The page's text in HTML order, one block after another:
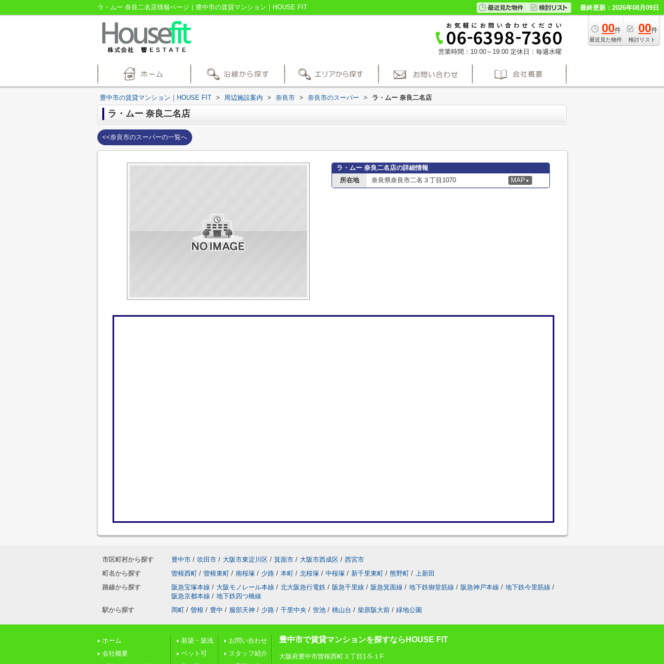
ラ・ムー 奈良二名店情報ページ｜豊中市の賃貸マンション｜HOUSE FIT 最終更新：2026年08月09日
00件
最近見た物件
00件
検討リスト
営業時間：10:00～19:00 定休日：毎週水曜
豊中市の賃貸マンション｜HOUSE FIT > 周辺施設案内 > 奈良市 > 奈良市のスーパー > ラ・ムー 奈良二名店
ラ・ムー 奈良二名店
<<奈良市のスーパーの一覧へ
ラ・ムー 奈良二名店の詳細情報
所在地
奈良県奈良市二名３丁目1070 MAP ▼
市区町村から探す 豊中市 / 吹田市 / 大阪市東淀川区 / 箕面市 / 大阪市西成区 / 西宮市
町名から探す
曽根西町 / 曽根東町 / 南桜塚 / 少路 / 本町 / 北桜塚 / 中桜塚 / 新千里東町 / 熊野町 / 上新田
路線から探す
阪急宝塚本線 / 大阪モノレール本線 / 北大阪急行電鉄 / 阪急千里線 / 阪急箕面線 / 地下鉄御堂筋線 / 阪急神戸本線 / 地下鉄今里筋線 /
阪急京都本線 / 地下鉄四つ橋線
駅から探す
岡町 / 曽根 / 豊中 / 服部天神 / 少路 / 千里中央 / 蛍池 / 桃山台 / 柴原阪大前 / 緑地公園
ホーム
会社概要
新築・築浅
ペット可
お問い合わせ
スタッフ紹介
豊中市で賃貸マンションを探すならHOUSE FIT
大阪府豊中市曽根西町３丁目1-5-１F